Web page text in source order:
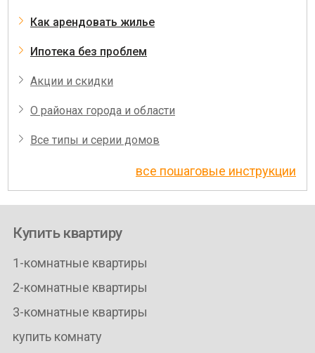
Как арендовать жилье
Ипотека без проблем
Акции и скидки
О районах города и области
Все типы и серии домов
все пошаговые инструкции
Купить квартиру
1-комнатные квартиры
2-комнатные квартиры
3-комнатные квартиры
купить комнату